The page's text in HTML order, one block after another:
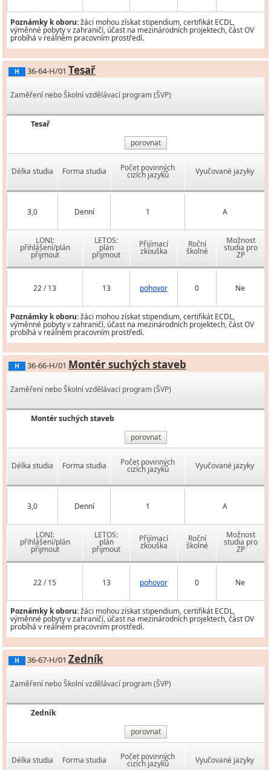
Poznámky k oboru:žáci mohou získat stipendium, certifikát ECDL,
výměnné pobyty v zahraničí, účast na mezinárodních projektech, část OV
probíhá v reálném pracovním prostředí.
H 36-64-H/01 Tesař
Zaměření nebo Školní vzdělávací program (ŠVP)
Tesař
porovnat
Délka studia Forma studia Počet povinných
cizích jazyků Vyučované jazyky
3,0 Denní 1 A
LONI:
přihlášení/plán
přijmout
LETOS:
plán
přijmout
Přijímací
zkouška
Roční
školné
Možnost
studia pro
ZP
22 / 13 13 pohovor 0 Ne
Poznámky k oboru:žáci mohou získat stipendium, certifikát ECDL,
výměnné pobyty v zahraničí, účast na mezinárodních projektech, část OV
probíhá v reálném pracovním prostředí.
H 36-66-H/01 Montér suchých staveb
Zaměření nebo Školní vzdělávací program (ŠVP)
Montér suchých staveb
porovnat
Délka studia Forma studia Počet povinných
cizích jazyků Vyučované jazyky
3,0 Denní 1 A
LONI:
přihlášení/plán
přijmout
LETOS:
plán
přijmout
Přijímací
zkouška
Roční
školné
Možnost
studia pro
ZP
22 / 15 13 pohovor 0 Ne
Poznámky k oboru:žáci mohou získat stipendium, certifikát ECDL,
výměnné pobyty v zahraničí, účast na mezinárodních projektech, část OV
probíhá v reálném pracovním prostředí.
H 36-67-H/01 Zedník
Zaměření nebo Školní vzdělávací program (ŠVP)
Zedník
porovnat
Délka studia Forma studia Počet povinných
cizích jazyků Vyučované jazyky